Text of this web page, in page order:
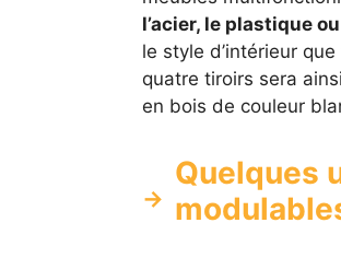
l’acier, le plastique
le style d’intérieur
quatre tiroirs sera
en bois de couleur
Quelques